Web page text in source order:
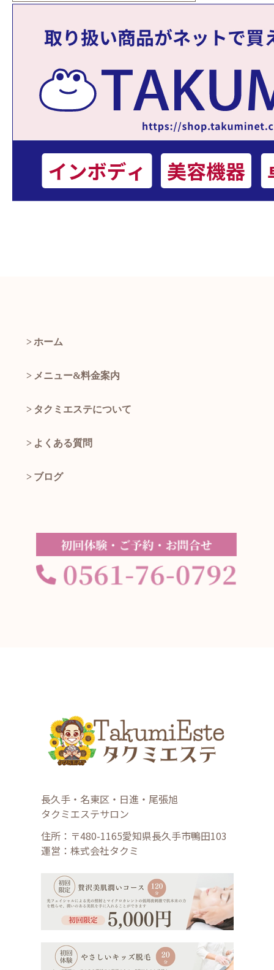
ホーム
メニュー&料金案内
タクミエステについて
よくある質問
ブログ
長久手・名東区・日進・尾張旭
タクミエステサロン
住所：〒480-1165愛知県長久手市鴨田103
運営：株式会社タクミ